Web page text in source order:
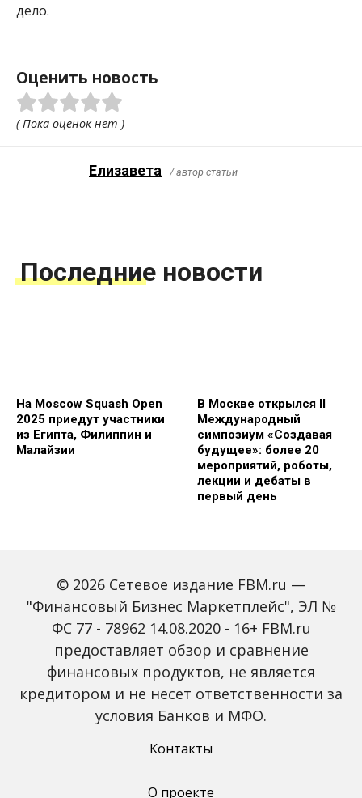
дело.
Оценить новость
( Пока оценок нет )
Елизавета / автор статьи
Последние новости
На Moscow Squash Open
2025 приедут участники
из Египта, Филиппин и
Малайзии
В Москве открылся II
Международный
симпозиум «Создавая
будущее»: более 20
мероприятий, роботы,
лекции и дебаты в
первый день
Зарплаты вырастут,
банки включат защиту
от мошенников: какие
новые законы ждут
россиян с октября
Россиян предупредили
мошенников на фоне
снижения ключевой
ставки
© 2026 Сетевое издание FBM.ru —
"Финансовый Бизнес Маркетплейс", ЭЛ №
ФС 77 - 78962 14.08.2020 - 16+ FBM.ru
предоставляет обзор и сравнение
финансовых продуктов, не является
кредитором и не несет ответственности за
условия Банков и МФО.
Контакты
О проекте